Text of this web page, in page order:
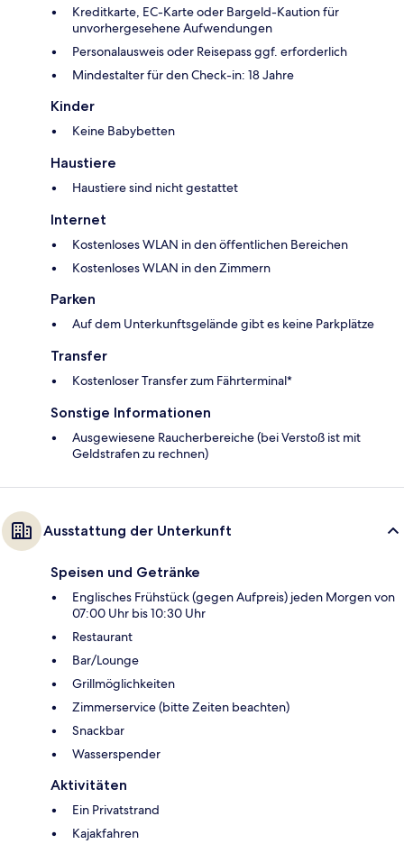
Kreditkarte, EC-Karte oder Bargeld-Kaution für
unvorhergesehene Aufwendungen
Personalausweis oder Reisepass ggf. erforderlich
Mindestalter für den Check-in: 18 Jahre
Kinder
Keine Babybetten
Haustiere
Haustiere sind nicht gestattet
Internet
Kostenloses WLAN in den öffentlichen Bereichen
Kostenloses WLAN in den Zimmern
Parken
Auf dem Unterkunftsgelände gibt es keine Parkplätze
Transfer
Kostenloser Transfer zum Fährterminal*
Sonstige Informationen
Ausgewiesene Raucherbereiche (bei Verstoß ist mit
Geldstrafen zu rechnen)
Ausstattung der Unterkunft
Speisen und Getränke
Englisches Frühstück (gegen Aufpreis) jeden Morgen von
07:00 Uhr bis 10:30 Uhr
Restaurant
Bar/Lounge
Grillmöglichkeiten
Zimmerservice (bitte Zeiten beachten)
Snackbar
Wasserspender
Aktivitäten
Ein Privatstrand
Kajakfahren